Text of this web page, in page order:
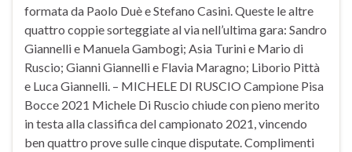
formata da Paolo Duè e Stefano Casini. Queste le altre
quattro coppie sorteggiate al via nell’ultima gara: Sandro
Giannelli e Manuela Gambogi; Asia Turini e Mario di
Ruscio; Gianni Giannelli e Flavia Maragno; Liborio Pittà
e Luca Giannelli. – MICHELE DI RUSCIO Campione Pisa
Bocce 2021 Michele Di Ruscio chiude con pieno merito
in testa alla classifica del campionato 2021, vincendo
ben quattro prove sulle cinque disputate. Complimenti